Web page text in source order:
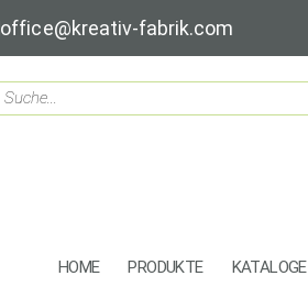
office@kreativ-fabrik.com
HOME PRODUKTE KATALOGE